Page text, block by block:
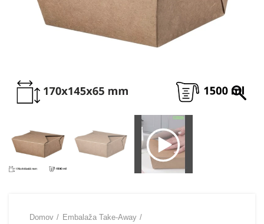
Domov
Embalaža Take-Away